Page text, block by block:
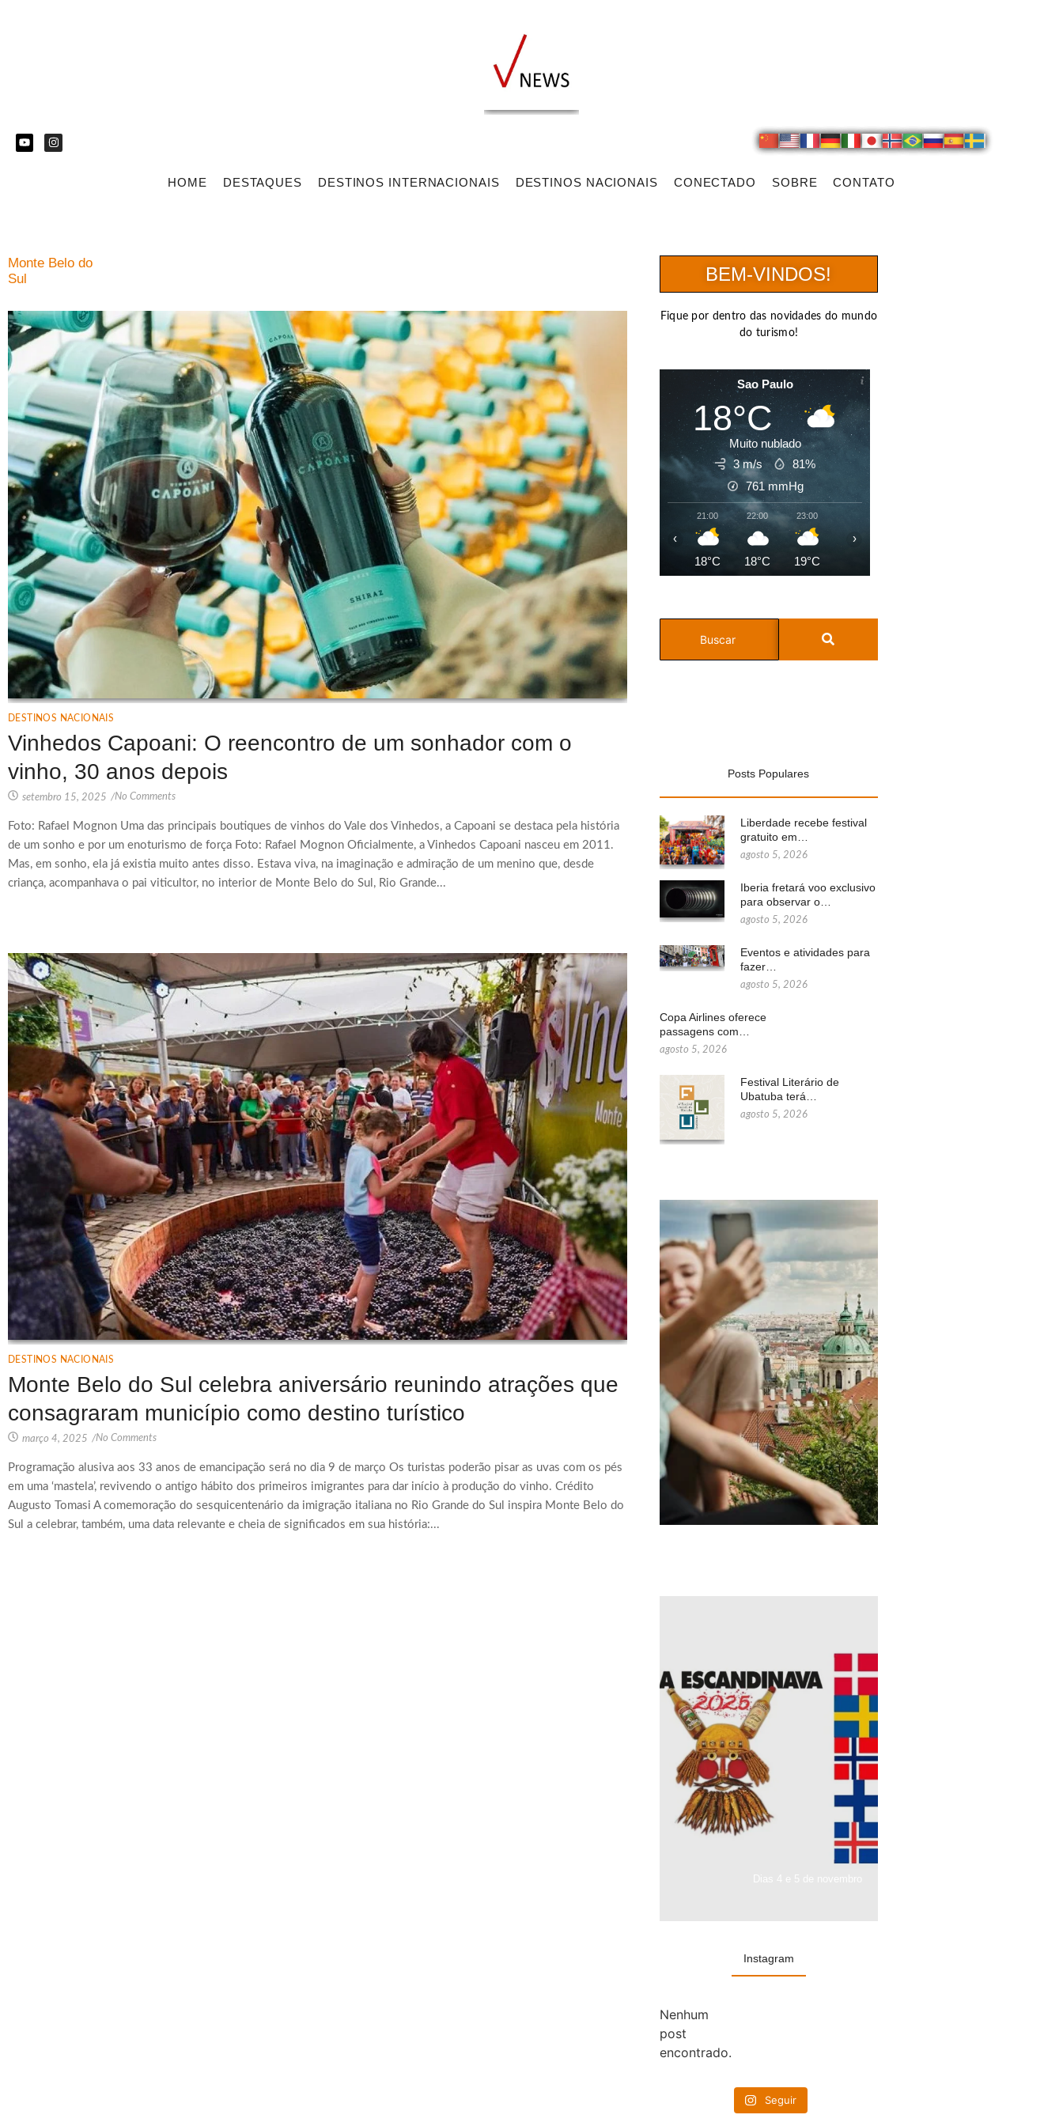
HOME DESTAQUES DESTINOS INTERNACIONAIS DESTINOS NACIONAIS CONECTADO SOBRE CONTATO
Monte Belo do
Sul
DESTINOS NACIONAIS
Vinhedos Capoani: O reencontro de um sonhador com o
vinho, 30 anos depois
setembro 15, 2025 /No Comments
Foto: Rafael Mognon Uma das principais boutiques de vinhos do Vale dos Vinhedos, a Capoani se destaca pela história
de um sonho e por um enoturismo de força Foto: Rafael Mognon Oficialmente, a Vinhedos Capoani nasceu em 2011.
Mas, em sonho, ela já existia muito antes disso. Estava viva, na imaginação e admiração de um menino que, desde
criança, acompanhava o pai viticultor, no interior de Monte Belo do Sul, Rio Grande...
DESTINOS NACIONAIS
Monte Belo do Sul celebra aniversário reunindo atrações que
consagraram município como destino turístico
março 4, 2025 /No Comments
Programação alusiva aos 33 anos de emancipação será no dia 9 de março Os turistas poderão pisar as uvas com os pés
em uma ‘mastela’, revivendo o antigo hábito dos primeiros imigrantes para dar início à produção do vinho. Crédito
Augusto Tomasi A comemoração do sesquicentenário da imigração italiana no Rio Grande do Sul inspira Monte Belo do
Sul a celebrar, também, uma data relevante e cheia de significados em sua história:...
BEM-VINDOS!
Fique por dentro das novidades do mundo
do turismo!
Sao Paulo
18°C
Muito nublado
3 m/s
81%
761 mmHg
21:00
18°C
22:00
18°C
23:00
19°C
‹ ›
Posts Populares
Liberdade recebe festival
gratuito em…
agosto 5, 2026
Iberia fretará voo exclusivo
para observar o…
agosto 5, 2026
Eventos e atividades para
fazer…
agosto 5, 2026
Copa Airlines oferece
passagens com…
agosto 5, 2026
Festival Literário de
Ubatuba terá…
agosto 5, 2026
Instagram
Nenhum
post
encontrado.
Seguir